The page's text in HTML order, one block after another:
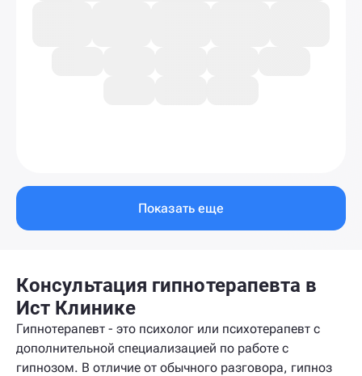
Показать еще
Консультация гипнотерапевта в
Ист Клинике
Гипнотерапевт - это психолог или психотерапевт с
дополнительной специализацией по работе с
гипнозом. В отличие от обычного разговора, гипноз